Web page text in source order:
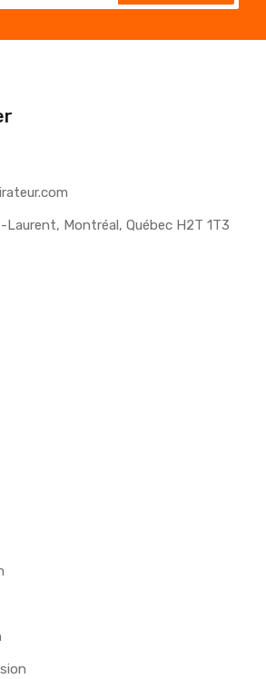
Laurent, Montréal, Québec H2T 1T3